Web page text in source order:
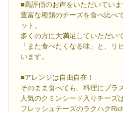
■高評価のお声をいただいていま
豊富な種類のチーズを食べ比べ
ット。
多くの方に大満足していただい
「また食べたくなる味」と、リ
います。
■アレンジは自由自在！
そのまま食べても、料理にプラ
人気のクミンシード入りチーズ
フレッシュチーズのラクハク